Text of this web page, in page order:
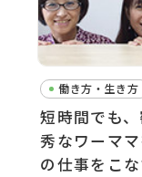
働き方・生き方
短時間でも
秀なワーマ
の仕事をこ